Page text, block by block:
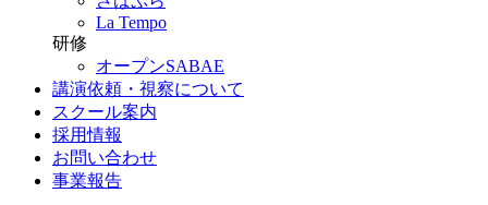
La Tempo
研修
オープンSABAE
講演依頼・視察について
スクール案内
採用情報
お問い合わせ
事業報告